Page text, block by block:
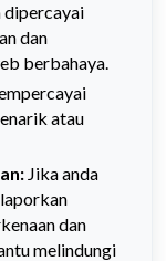
dipercayai
dan
berbahaya.
atau
Jika anda
dan
melindungi